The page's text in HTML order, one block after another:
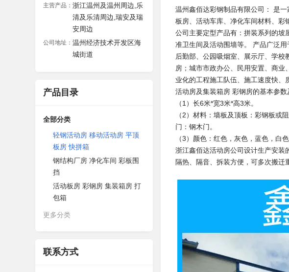
主营产品： 浙江温州及温州周边,乐
清及乐清周边,瑞安及瑞
安周边
公司地址： 温州经济技术开发区海
城街道
产品目录
全部分类
轻钢活动房 移动活动房 平顶
板房 快拼箱
钢结构厂房 净化车间 彩板围
挡
活动板房 彩钢房 集装箱房 打
包箱
更多分类
联系方式
温州鑫佰达彩钢制品有限公司： 是
板房、活动车库、净化车间材料、彩
公司主要定型产品有：拼装系列的坡
准卫生间及活动围墙等。 产品广泛
后勤部、公园吸烟室、展示厅、学
房；城市市政办公、民用安置、商
业化的工程施工队伍、施工速度快、
活动房及集装箱房 彩钢房的基本参数
（1）长6米*宽3米*高3米。
（2）材料：墙板及顶板：彩钢板或
门：钢木门。
（3）颜色：红色，灰色，蓝色，白色
浙江鑫佰达活动房公司设计生产安装
隔热、隔音、拆装方便，可多次搬迁